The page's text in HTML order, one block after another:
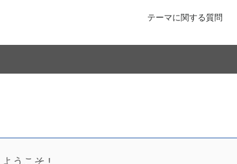
テーマに関する質問
ようこそ !